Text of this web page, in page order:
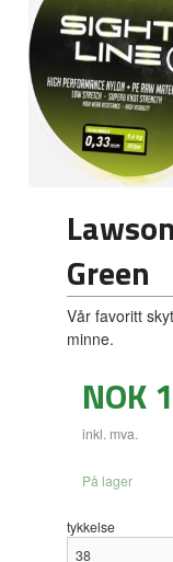
Green
Vår favoritt
minne.
Pris
NOK
inkl. mva.
På lager
tykkelse